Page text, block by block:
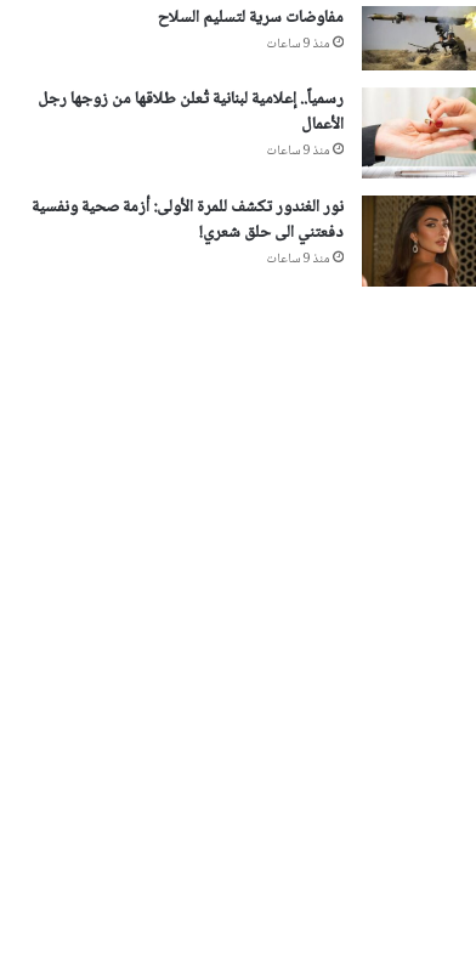
مفاوضات سرية لتسليم السلاح
منذ 9 ساعات
رسمياً.. إعلامية لبنانية تُعلن طلاقها من زوجها رجل
الأعمال
منذ 9 ساعات
نور الغندور تكشف للمرة الأولى: أزمة صحية ونفسية
دفعتني الى حلق شعري!
منذ 9 ساعات